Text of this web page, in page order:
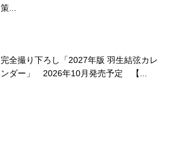
策...
完全撮り下ろし「2027年版 羽生結弦カレ
ンダー」 2026年10月発売予定 【...